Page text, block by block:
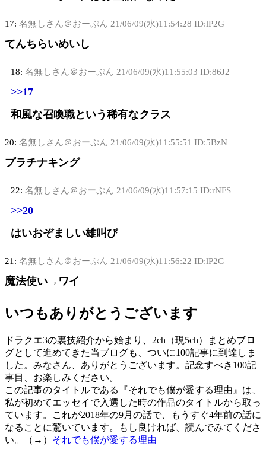
17: 名無しさん＠おーぷん 21/06/09(水)11:54:28 ID:lP2G
てんちらいめいし
18: 名無しさん＠おーぷん 21/06/09(水)11:55:03 ID:86J2
>>17
和風な召喚職という稀有なクラス
20: 名無しさん＠おーぷん 21/06/09(水)11:55:51 ID:5BzN
プラチナキング
22: 名無しさん＠おーぷん 21/06/09(水)11:57:15 ID:rNFS
>>20
はいおぞましい雄叫び
21: 名無しさん＠おーぷん 21/06/09(水)11:56:22 ID:lP2G
魔法使い→ワイ
いつもありがとうございます
ドラクエ3の裏技紹介から始まり、2ch（現5ch）まとめブロ
グとして進めてきた当ブログも、ついに100記事に到達しま
した。みなさん、ありがとうございます。記念すべき100記
事目、お楽しみください。
この記事のタイトルである『それでも僕が愛する理由』は、
私が初めてエッセイで入選した時の作品のタイトルから取っ
ています。これが2018年の9月の話で、もうすぐ4年前の話に
なることに驚いています。もし良ければ、読んでみてくださ
い。（→） それでも僕が愛する理由